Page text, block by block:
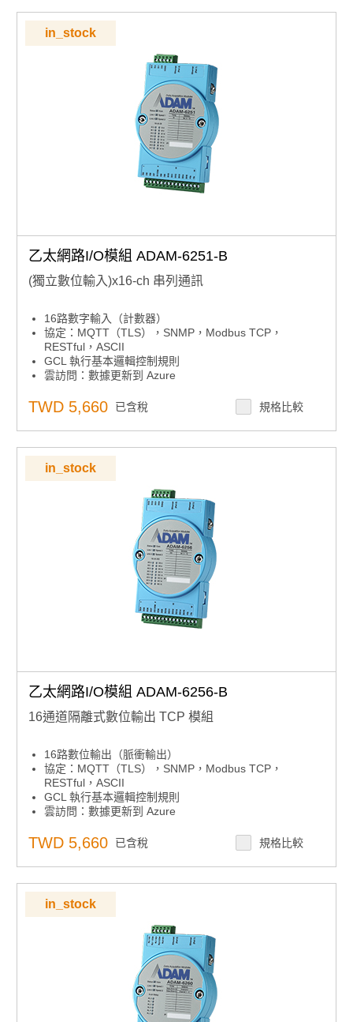
in_stock
乙太網路I/O模組 ADAM-6251-B
(獨立數位輸入)x16-ch 串列通訊
16路數字輸入（計數器）
協定：MQTT（TLS），SNMP，Modbus TCP，
RESTful，ASCII
GCL 執行基本邏輯控制規則
雲訪問：數據更新到 Azure
用於映射 I/O 狀態的對等功能
內置網路伺服器
用於恢復系統的看門狗定時器
TWD 5,660 已含稅 規格比較
in_stock
乙太網路I/O模組 ADAM-6256-B
16通道隔離式數位輸出 TCP 模組
16路數位輸出（脈衝輸出）
協定：MQTT（TLS），SNMP，Modbus TCP，
RESTful，ASCII
GCL 執行基本邏輯控制規則
雲訪問：數據更新到 Azure
用於映射 I/O 狀態的對等功能
內置網路伺服器
用於恢復系統的看門狗定時器
TWD 5,660 已含稅 規格比較
in_stock